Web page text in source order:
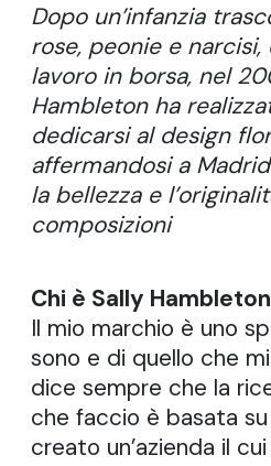
Dopo un’infanzia
rose, peonie e
lavoro in borsa, nel
Hambleton ha
dedicarsi al design
affermandosi a
la bellezza e
composizioni
Chi è Sally
Il mio marchio è uno
sono e di quello che
dice sempre che la
che faccio è basata
creato un’azienda il